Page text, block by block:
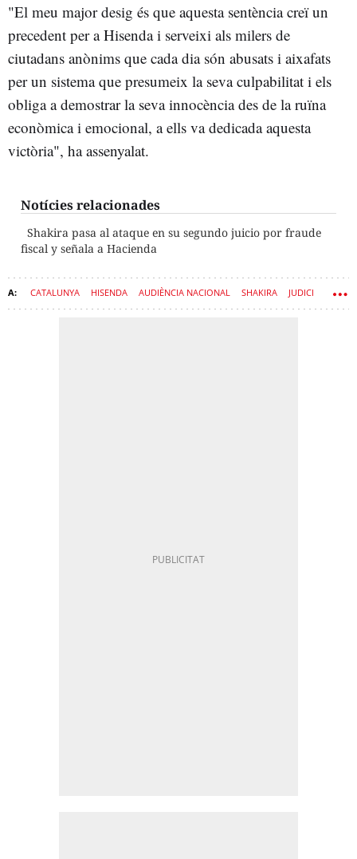
"El meu major desig és que aquesta sentència creï un
precedent per a Hisenda i serveixi als milers de
ciutadans anònims que cada dia són abusats i aixafats
per un sistema que presumeix la seva culpabilitat i els
obliga a demostrar la seva innocència des de la ruïna
econòmica i emocional, a ells va dedicada aquesta
victòria", ha assenyalat.
Notícies relacionades
Shakira pasa al ataque en su segundo juicio por fraude
fiscal y señala a Hacienda
CATALUNYA HISENDA AUDIÈNCIA NACIONAL SHAKIRA JUDICI